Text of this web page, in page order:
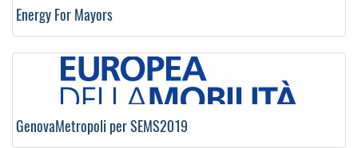
Energy For Mayors
GenovaMetropoli per SEMS2019